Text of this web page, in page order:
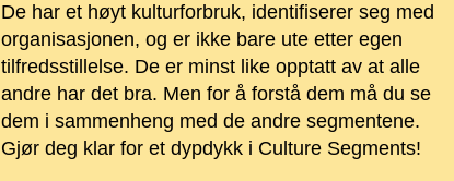
De har et høyt kulturforbruk, identifiserer seg med
organisasjonen, og er ikke bare ute etter egen
tilfredsstillelse. De er minst like opptatt av at alle
andre har det bra. Men for å forstå dem må du se
dem i sammenheng med de andre segmentene.
Gjør deg klar for et dypdykk i Culture Segments!